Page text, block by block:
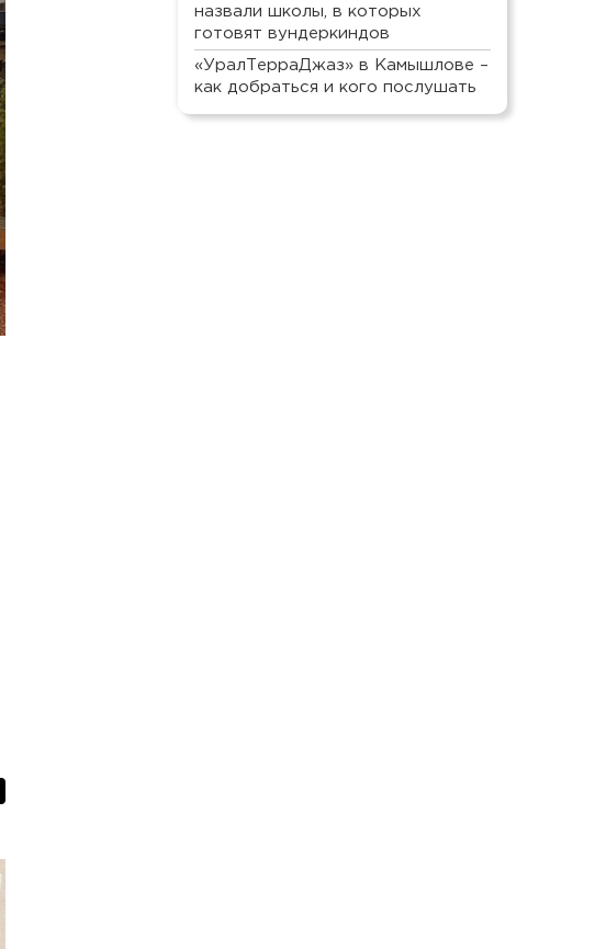
назвали школы, в которых
готовят вундеркиндов
«УралТерраДжаз» в Камышлове –
как добраться и кого послушать